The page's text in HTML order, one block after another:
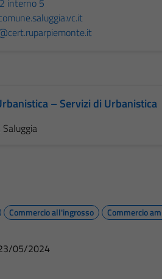
interno 5
– Servizi di Urbanistica
Saluggia
Commercio all'ingrosso Commercio
05/2024